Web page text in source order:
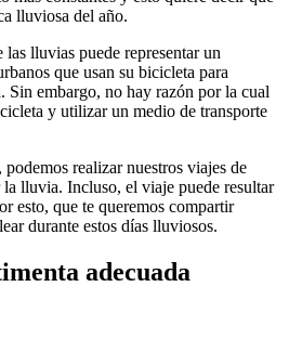
lluviosa del año.
las lluvias puede representar un
que usan su bicicleta para
Sin embargo, no hay razón por la cual
y utilizar un medio de transporte
podemos realizar nuestros viajes de
lluvia. Incluso, el viaje puede resultar
esto, que te queremos compartir
durante estos días lluviosos.
adecuada